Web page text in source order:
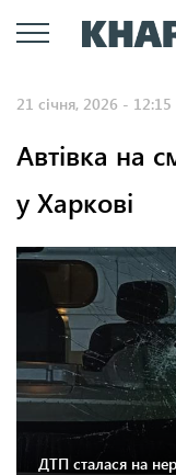
21 січня, 2026 - 12:15
Автівка на
у Харкові
ДТП сталася на